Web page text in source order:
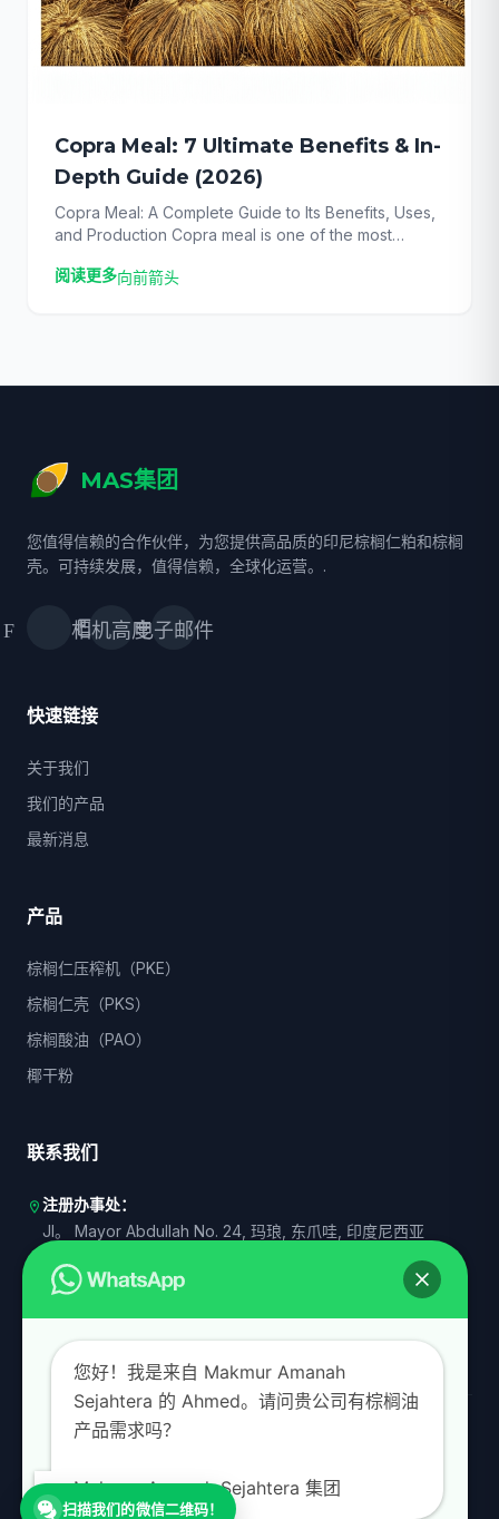
Copra Meal: 7 Ultimate Benefits & In-
Depth Guide (2026)
Copra Meal: A Complete Guide to Its Benefits, Uses,
and Production Copra meal is one of the most
feed industry, offering a sustainable solution to rising
阅读更多向前箭头
MAS集团
您值得信赖的合作伙伴，为您提供高品质的印尼棕榈仁粕和棕榈
壳。可持续发展，值得信赖，全球化运营。.
Facebook相机高度电子邮件
快速链接
关于我们
我们的产品
最新消息
产品
棕榈仁压榨机（PKE）
棕榈仁壳（PKS）
棕榈酸油（PAO）
椰干粉
联系我们
location_on 注册办事处：
Jl。 Mayor Abdullah No. 24, 玛琅, 东爪哇, 印度尼西亚
商业运营代表 I：
Senayan, 南雅加达, DKI 雅加达, 印度尼西亚
运营代表 II：
印度尼西亚东爪哇省泗水
+62 821 4000 2198
您好！我是来自 Makmur Amanah
Sejahtera 的 Ahmed。请问贵公司有棕榈油
产品需求吗？
Makmur Amanah Sejahtera 集团
扫描我们的微信二维码！